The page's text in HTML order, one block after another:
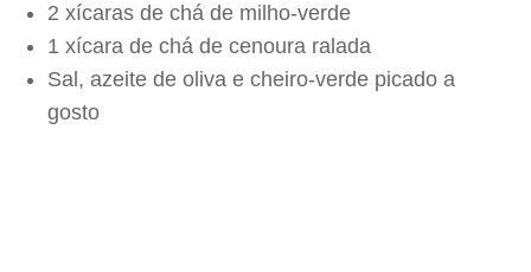
2 xícaras de chá de milho-verde
1 xícara de chá de cenoura ralada
Sal, azeite de oliva e cheiro-verde picado a
gosto